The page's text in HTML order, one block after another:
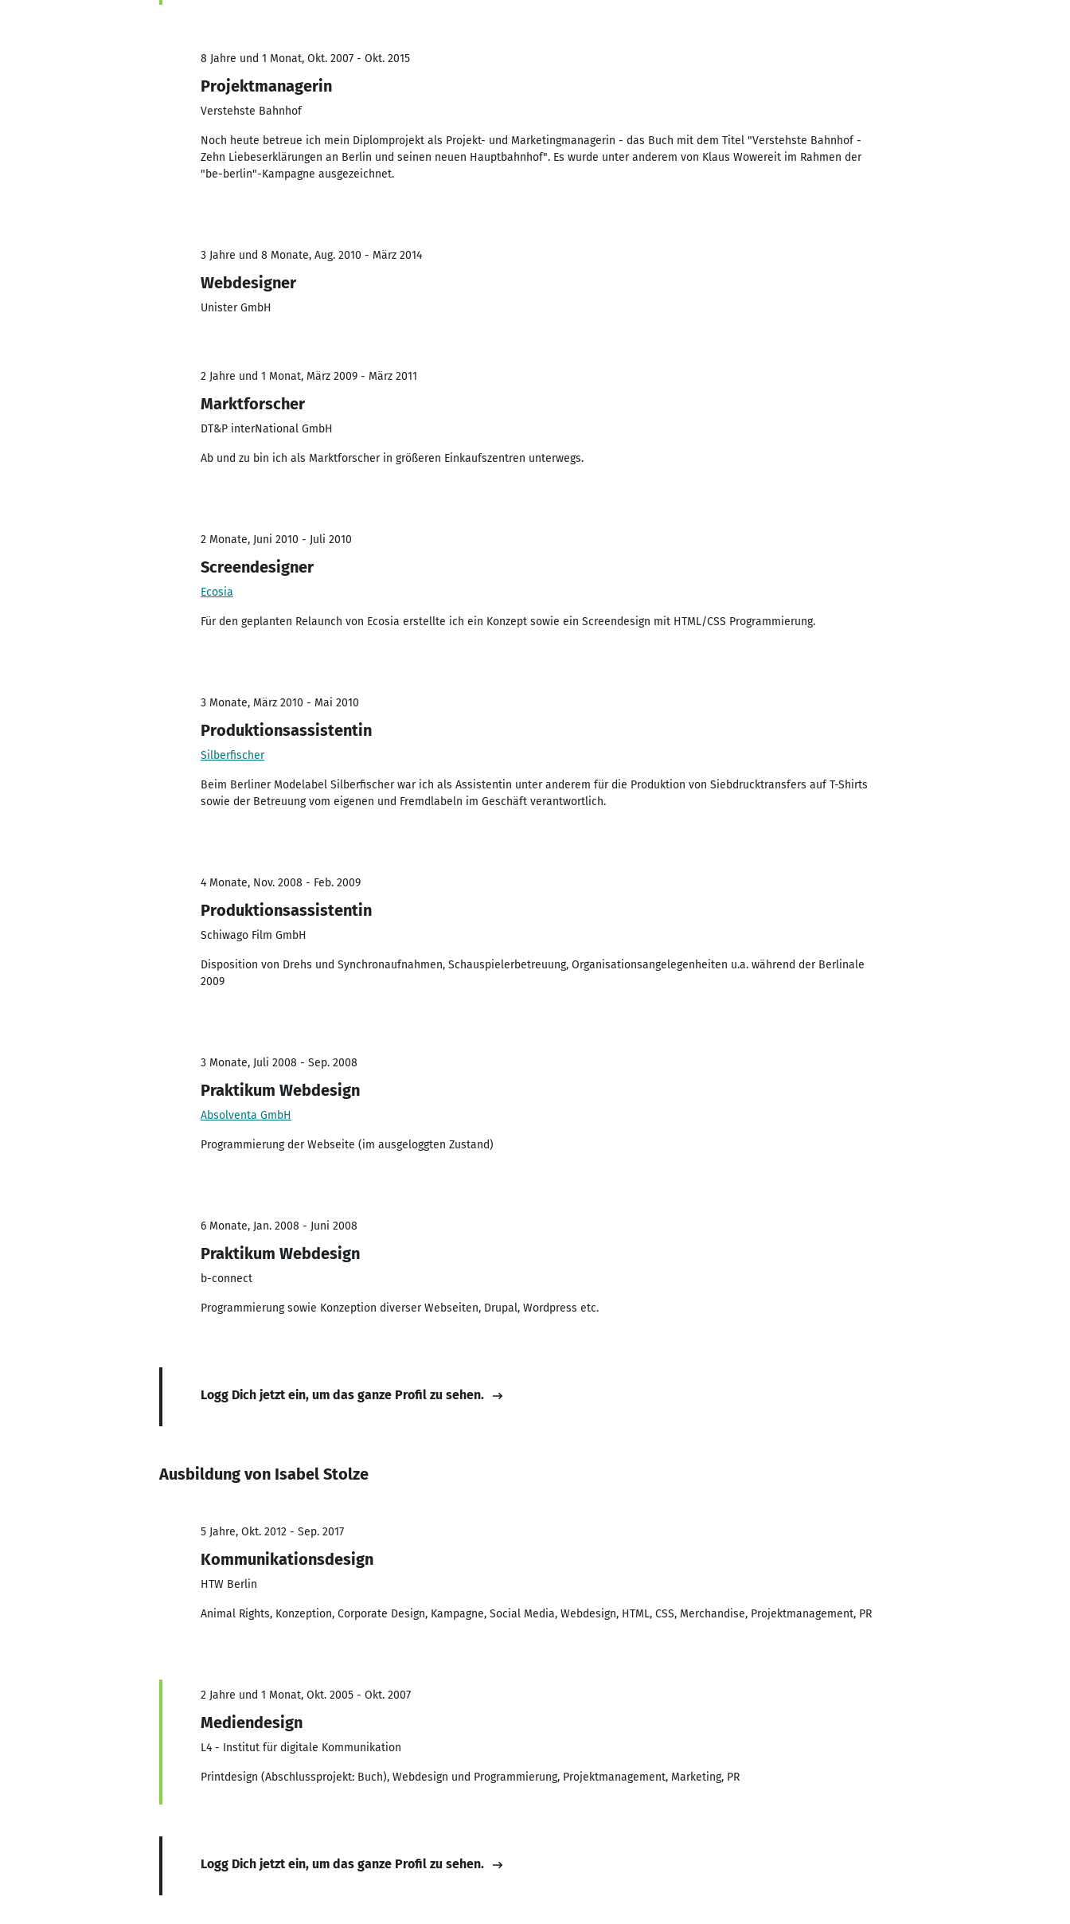
8 Jahre und 1 Monat, Okt. 2007 - Okt. 2015
Projektmanagerin
Verstehste Bahnhof
Noch heute betreue ich mein Diplomprojekt als Projekt- und Marketingmanagerin - das Buch mit dem Titel "Verstehste Bahnhof -
Zehn Liebeserklärungen an Berlin und seinen neuen Hauptbahnhof". Es wurde unter anderem von Klaus Wowereit im Rahmen der
"be-berlin"-Kampagne ausgezeichnet.
3 Jahre und 8 Monate, Aug. 2010 - März 2014
Webdesigner
Unister GmbH
2 Jahre und 1 Monat, März 2009 - März 2011
Marktforscher
DT&P interNational GmbH
Ab und zu bin ich als Marktforscher in größeren Einkaufszentren unterwegs.
2 Monate, Juni 2010 - Juli 2010
Screendesigner
Ecosia
Für den geplanten Relaunch von Ecosia erstellte ich ein Konzept sowie ein Screendesign mit HTML/CSS Programmierung.
3 Monate, März 2010 - Mai 2010
Produktionsassistentin
Silberfischer
Beim Berliner Modelabel Silberfischer war ich als Assistentin unter anderem für die Produktion von Siebdrucktransfers auf T-Shirts
sowie der Betreuung vom eigenen und Fremdlabeln im Geschäft verantwortlich.
4 Monate, Nov. 2008 - Feb. 2009
Produktionsassistentin
Schiwago Film GmbH
Disposition von Drehs und Synchronaufnahmen, Schauspielerbetreuung, Organisationsangelegenheiten u.a. während der Berlinale
2009
3 Monate, Juli 2008 - Sep. 2008
Praktikum Webdesign
Absolventa GmbH
Programmierung der Webseite (im ausgeloggten Zustand)
6 Monate, Jan. 2008 - Juni 2008
Praktikum Webdesign
b-connect
Programmierung sowie Konzeption diverser Webseiten, Drupal, Wordpress etc.
Logg Dich jetzt ein, um das ganze Profil zu sehen.
Ausbildung von Isabel Stolze
5 Jahre, Okt. 2012 - Sep. 2017
Kommunikationsdesign
HTW Berlin
Animal Rights, Konzeption, Corporate Design, Kampagne, Social Media, Webdesign, HTML, CSS, Merchandise, Projektmanagement, PR
2 Jahre und 1 Monat, Okt. 2005 - Okt. 2007
Mediendesign
L4 - Institut für digitale Kommunikation
Printdesign (Abschlussprojekt: Buch), Webdesign und Programmierung, Projektmanagement, Marketing, PR
Logg Dich jetzt ein, um das ganze Profil zu sehen.